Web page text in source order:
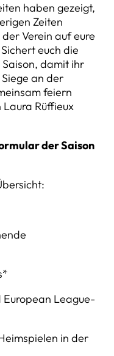
haben gezeigt,
Zeiten
Verein auf eure
euch die
damit ihr
an der
feiern
Rüffieux
der Saison
European League-
in der